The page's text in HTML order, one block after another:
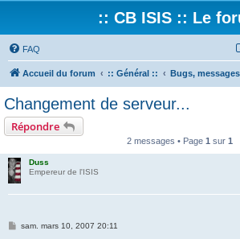
:: CB ISIS :: Le
FAQ
Accueil du forum :: Général :: Bugs,
Changement de serveur...
Répondre
2 messages • Page 1 sur 1
Duss
Empereur de l'ISIS
Msam. mars 10, 2007 20:11